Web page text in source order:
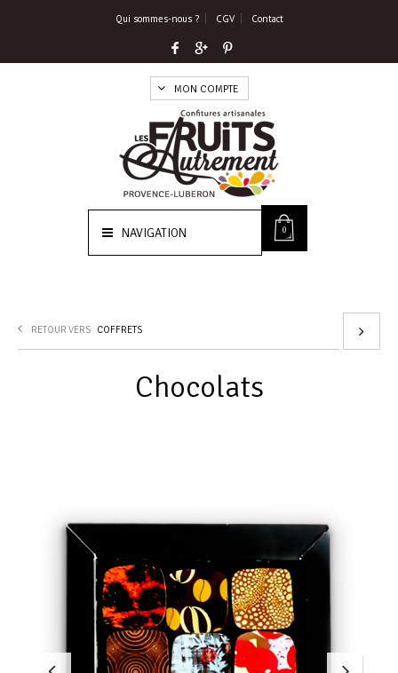
Qui sommes-nous ? CGV Contact
MON COMPTE
0
NAVIGATION
RETOUR VERS COFFRETS
Chocolats